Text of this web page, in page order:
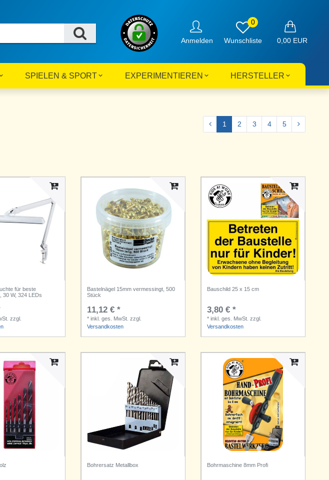
Anmelden
0
0,00 EUR
SPIELEN & SPORT EXPERIMENTIEREN HERSTELLER
1 2 3 4 5
für beste
30 W, 324 LEDs
zzgl.
Bastelnägel 15mm vermessingt, 500
Stück
11,12 € *
* inkl. ges. MwSt. zzgl.
Versandkosten
Bauschild 25 x 15 cm
3,80 € *
* inkl. ges. MwSt. zzgl.
Versandkosten
Bohrersatz Metallbox Bohrmaschine 8mm Profi